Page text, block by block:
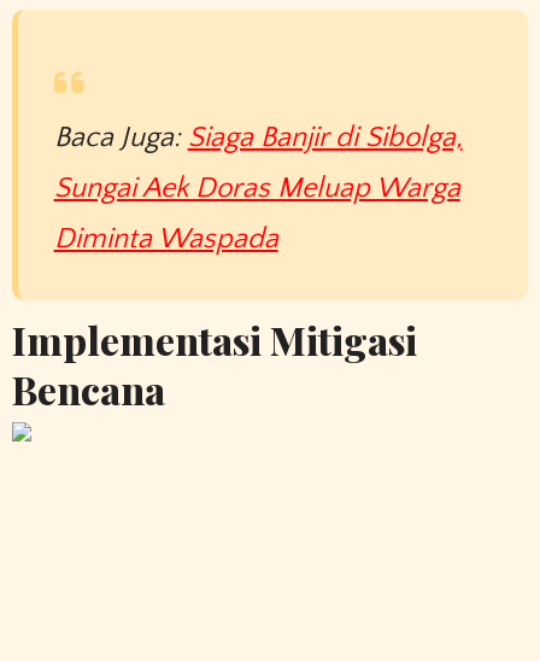
Baca Juga: Siaga Banjir di Sibolga,
Sungai Aek Doras Meluap Warga
Diminta Waspada
Implementasi Mitigasi
Bencana